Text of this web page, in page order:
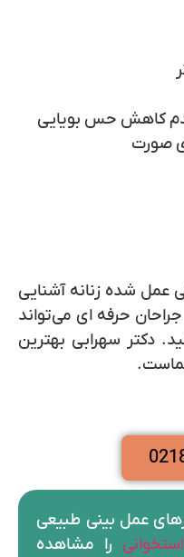
کاهش حس بویایی
صورت
عمل شده زنانه آشنایی
حرفه ای می‌تواند
دکتر سهرابی بهترین
عمل بینی طبیعی
را مشاهده